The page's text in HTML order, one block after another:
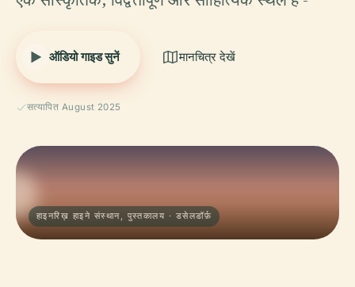
ऑडियो गाइड सुनें मानचित्र देखें
सत्यापित August 2025
हाइनरिख़ हाइने संस्थान, पुस्तकालय · डसेलडॉर्फ़